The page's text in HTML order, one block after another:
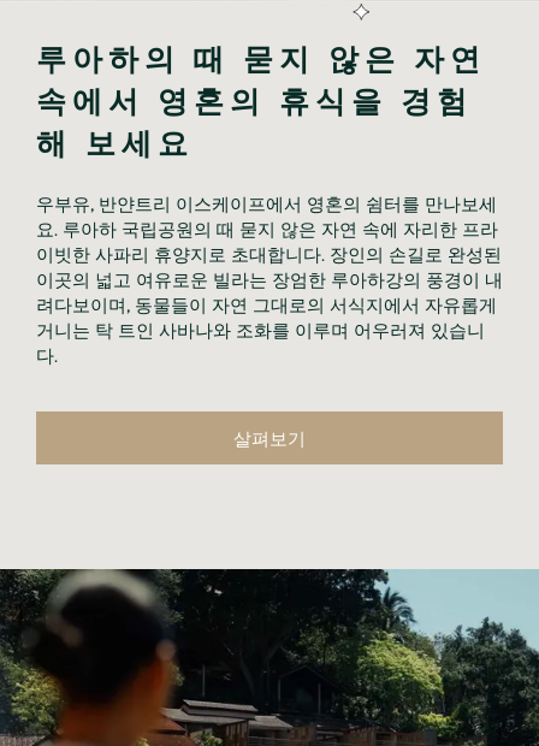
루아하의 때 묻지 않은 자연
속에서 영혼의 휴식을 경험
해 보세요
우부유, 반얀트리 이스케이프에서 영혼의 쉼터를 만나보세
요. 루아하 국립공원의 때 묻지 않은 자연 속에 자리한 프라
이빗한 사파리 휴양지로 초대합니다. 장인의 손길로 완성된
이곳의 넓고 여유로운 빌라는 장엄한 루아하강의 풍경이 내
려다보이며, 동물들이 자연 그대로의 서식지에서 자유롭게
거니는 탁 트인 사바나와 조화를 이루며 어우러져 있습니
다.
살펴보기